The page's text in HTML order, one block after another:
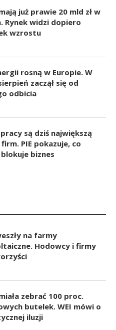
już prawie 20 mld zł w
Rynek widzi dopiero
wzrostu
rosną w Europie. W
zaczął się od
odbicia
są dziś największą
PIE pokazuje, co
biznes
na farmy
Hodowcy i firmy
zebrać 100 proc.
butelek. WEI mówi o
iluzji